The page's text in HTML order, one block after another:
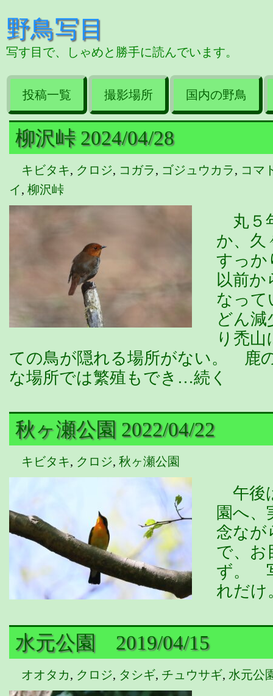
野鳥写目
写す目で、しゃめと勝手に読んでいます。
投稿一覧 撮影場所 国内の野鳥
柳沢峠 2024/04/28
キビタキ, クロジ, コガラ, ゴジュウカラ, コマ
イ, 柳沢峠
丸５
か、久
すっ
以前
なって
どん
り禿
ての鳥が隠れる場所がない。 鹿
な場所では繁殖もでき…続く
秋ヶ瀬公園 2022/04/22
キビタキ, クロジ, 秋ヶ瀬公園
午後
園へ
念なが
で、お
ず。
れだけ
水元公園 2019/04/15
オオタカ, クロジ, タシギ, チュウサギ, 水元公